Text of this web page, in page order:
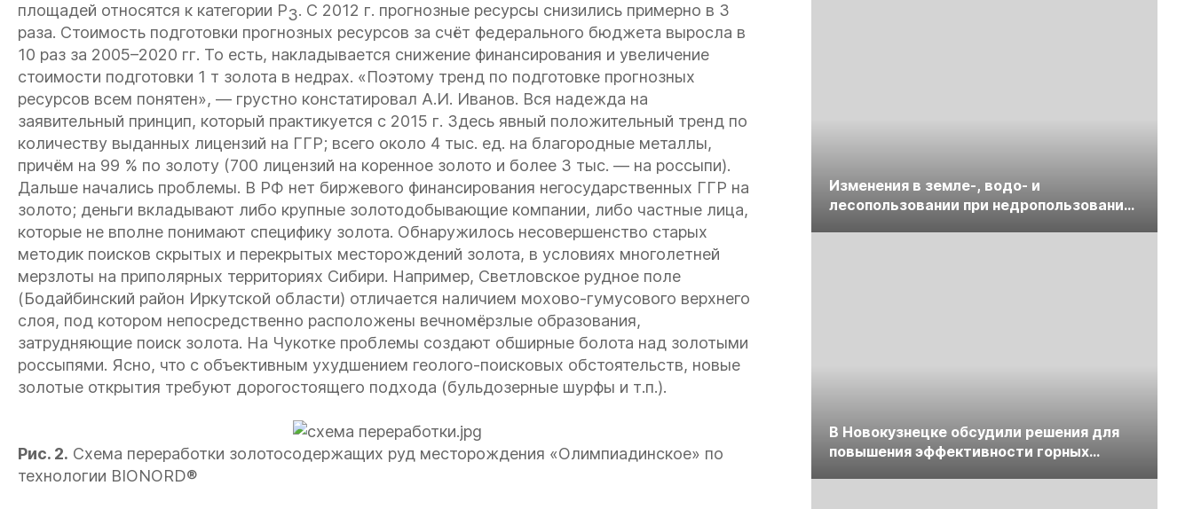
площадей относятся к категории Р3. С 2012 г. прогнозные ресурсы снизились примерно в 3
раза. Стоимость подготовки прогнозных ресурсов за счёт федерального бюджета выросла в
10 раз за 2005–2020 гг. То есть, накладывается снижение финансирования и увеличение
стоимости подготовки 1 т золота в недрах. «Поэтому тренд по подготовке прогнозных
ресурсов всем понятен», — грустно констатировал А.И. Иванов. Вся надежда на
заявительный принцип, который практикуется с 2015 г. Здесь явный положительный тренд по
количеству выданных лицензий на ГГР; всего около 4 тыс. ед. на благородные металлы,
причём на 99 % по золоту (700 лицензий на коренное золото и более 3 тыс. — на россыпи).
Дальше начались проблемы. В РФ нет биржевого финансирования негосударственных ГГР на
золото; деньги вкладывают либо крупные золотодобывающие компании, либо частные лица,
которые не вполне понимают специфику золота. Обнаружилось несовершенство старых
методик поисков скрытых и перекрытых месторождений золота, в условиях многолетней
мерзлоты на приполярных территориях Сибири. Например, Светловское рудное поле
(Бодайбинский район Иркутской области) отличается наличием мохово-гумусового верхнего
слоя, под котором непосредственно расположены вечномёрзлые образования,
затрудняющие поиск золота. На Чукотке проблемы создают обширные болота над золотыми
россыпями. Ясно, что с объективным ухудшением геолого-поисковых обстоятельств, новые
золотые открытия требуют дорогостоящего подхода (бульдозерные шурфы и т.п.).
Рис. 2. Схема переработки золотосодержащих руд месторождения «Олимпиадинское» по
технологии BIONORD®
Изменения в земле-, водо- и
лесопользовании при недропользовании
В Новокузнецке обсудили решения для
повышения эффективности горных